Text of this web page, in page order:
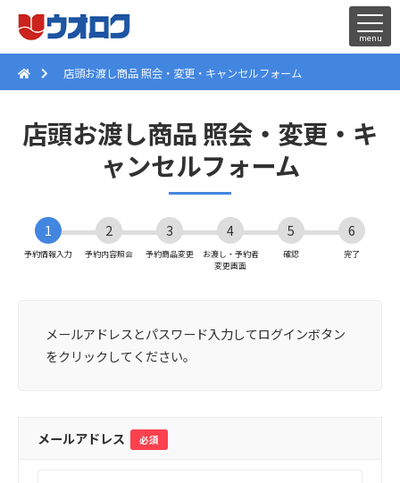
店頭お渡し商品 照会・変更・キャンセルフォーム
店頭お渡し商品 照会・変更・キ
ャンセルフォーム
1
予約情報入力
2
予約内容照会
3
予約商品変更
4
お渡し・予約者
変更画面
5
確認
6
完了
メールアドレスとパスワード入力してログインボタン
をクリックしてください。
メールアドレス 必須